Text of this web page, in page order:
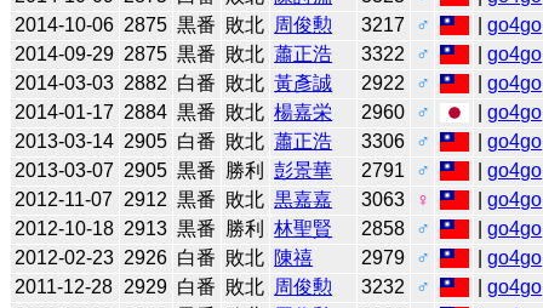
2014-10-06 2875 黒番 敗北 周俊勲 3217 ♂ |go4go
2014-09-29 2875 黒番 敗北 蕭正浩 3322 ♂ |go4go
2014-03-03 2882 白番 敗北 黃彥誠 2922 ♂ |go4go
2014-01-17 2884 黒番 敗北 楊嘉栄 2960 ♂ |go4go
2013-03-14 2905 白番 敗北 蕭正浩 3306 ♂ |go4go
2013-03-07 2905 黒番 勝利 彭景華 2791 ♂ |go4go
2012-11-07
2912 黒番 敗北 黒嘉嘉 3063 ♀ |go4go
2012-10-18 2913 黒番 勝利 林聖賢 2858 ♂ |go4go
2012-02-23 2926 白番 敗北 陳禧 2979 ♂ |go4go
2011-12-28 2929 白番 敗北 周俊勲 3232 ♂ |go4go